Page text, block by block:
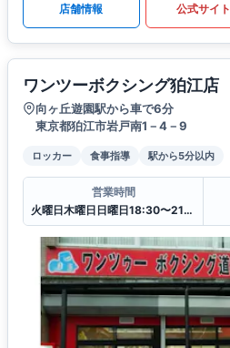
店舗情報 公式サイト
ワンツーボクシング狛江店
向ヶ丘遊園駅から車で6分
東京都狛江市岩戸南1－4－9
ロッカー 食事指導 駅から5分以内
営業時間
火曜日木曜日日曜日18:30〜21:00